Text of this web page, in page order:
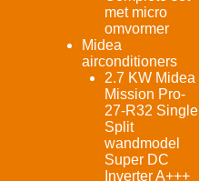
met micro
omvormer
Midea
airconditioners
2.7 KW Midea
Mission Pro-
27-R32 Single
Split
wandmodel
Super DC
Inverter A+++